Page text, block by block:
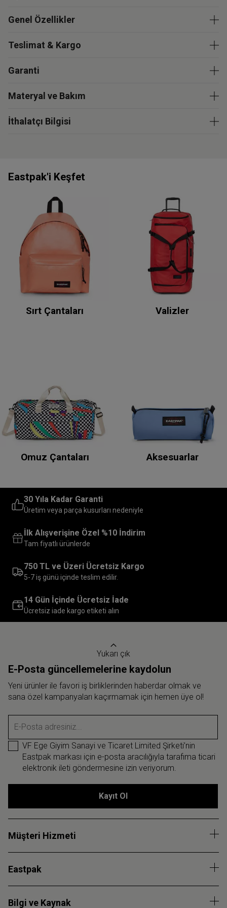
Genel Özellikler
Teslimat & Kargo
Garanti
Materyal ve Bakım
İthalatçı Bilgisi
Eastpak'i Keşfet
Sırt Çantaları Valizler
Omuz Çantaları Aksesuarlar
30 Yıla Kadar Garanti
Üretim veya parça kusurları nedeniyle
İlk Alışverişine Özel %10 İndirim
Tam fiyatlı ürünlerde
750 TL ve Üzeri Ücretsiz Kargo
5-7 iş günü içinde teslim edilir.
14 Gün İçinde Ücretsiz İade
Ücretsiz iade kargo etiketi alın
Yukarı çık
E-Posta güncellemelerine kaydolun
Yeni ürünler ile favori iş birliklerinden haberdar olmak ve
sana özel kampanyaları kaçırmamak için hemen üye ol!
E-Posta adresiniz...
VF Ege Giyim Sanayi ve Ticaret Limited Şirketi’nin
Eastpak markası için e-posta aracılığıyla tarafıma ticari
elektronik ileti göndermesine izin veriyorum.
Kayıt Ol
Müşteri Hizmeti
Eastpak
Bilgi ve Kaynak